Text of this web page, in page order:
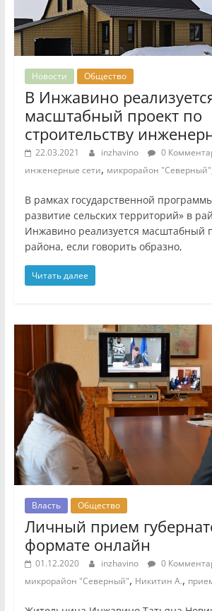
Новости Общество
В Инжавино
масштабный проект по
строительству
22.03.2021 inzhavino
0
инженерные сети, микрорайон "Северный"
В рамках государственной
развитие сельских территорий» в
Инжавино реализуется масштабный
района, если говорить образно,
Читать далее
Власть Общество
Личный прием
формате онлайн
01.12.2020 inzhavino
0
микрорайон "Северный", Никитин А.,